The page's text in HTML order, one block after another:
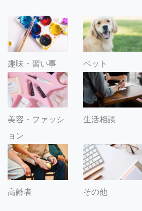
趣味・習い事 ペット
美容・ファッシ
ョン
生活相談
高齢者 その他